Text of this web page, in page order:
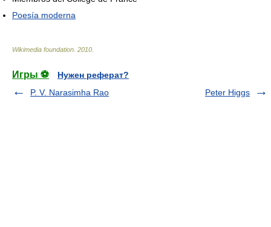
Poesía moderna
Wikimedia foundation 2010
Игры ⚽
Нужен реферат?
P. V. Narasimha Rao
Peter Higgs